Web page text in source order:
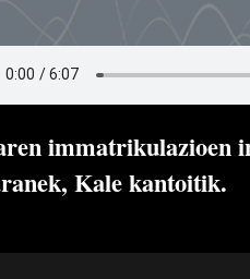
immatrikulazioen
Kale kantoitik.